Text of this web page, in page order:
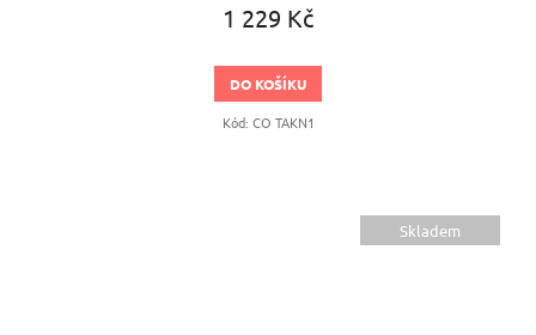
1 229 Kč
DO KOŠÍKU
Kód: CO TAKN1
Skladem